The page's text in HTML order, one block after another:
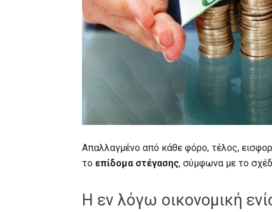
Απαλλαγμένο από κάθε φόρο, τέλος,
το επίδομα στέγασης, σύμφωνα με το
Η εν λόγω οικονομική